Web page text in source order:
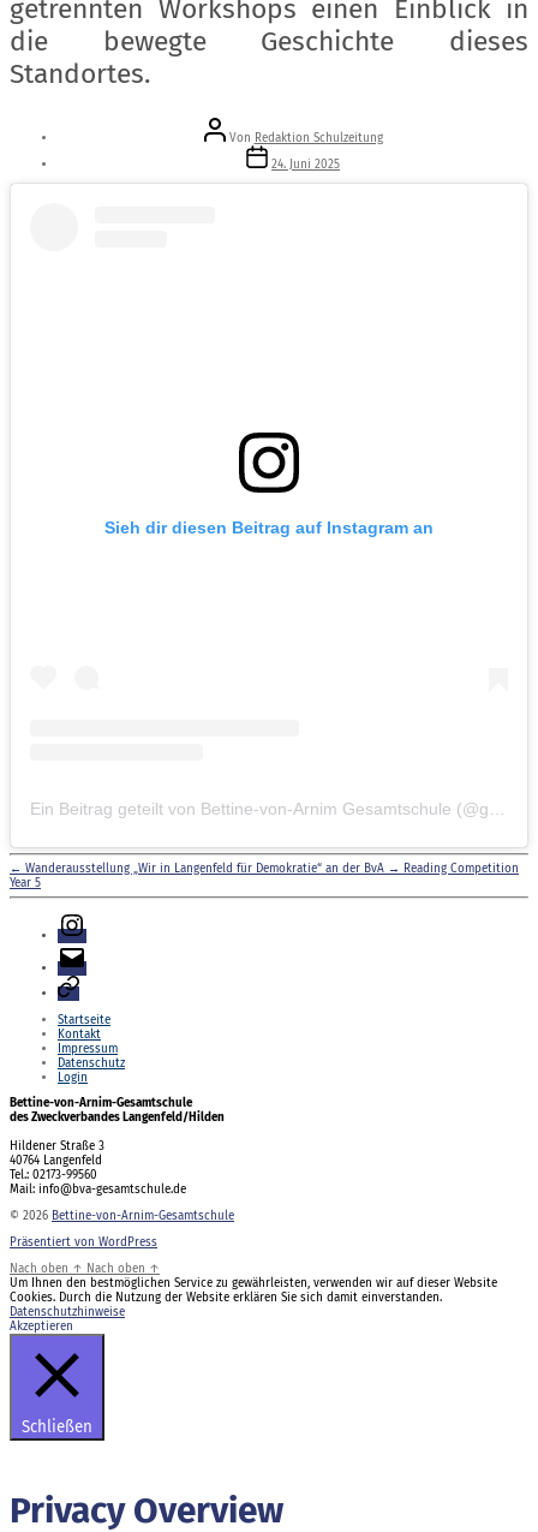
getrennten Workshops einen Einblick in
die bewegte Geschichte dieses
Standortes.
Beitragsautor
Von Redaktion Schulzeitung
Veröffentlichungsdatum
24. Juni 2025
Sieh dir diesen Beitrag auf Instagram an
← Wanderausstellung „Wir in Langenfeld für Demokratie“ an der BvA → Reading Competition
Year 5
Instagram
E-
Mail
Login
Startseite
Kontakt
Impressum
Datenschutz
Login
Bettine-von-Arnim-Gesamtschule
des Zweckverbandes Langenfeld/Hilden
Hildener Straße 3
40764 Langenfeld
Tel.: 02173-99560
Mail: info@bva-gesamtschule.de
© 2026 Bettine-von-Arnim-Gesamtschule
Präsentiert von WordPress
Nach oben ↑ Nach oben ↑
Um Ihnen den bestmöglichen Service zu gewährleisten, verwenden wir auf dieser Website
Cookies. Durch die Nutzung der Website erklären Sie sich damit einverstanden.
Datenschutzhinweise
Akzeptieren
Schließen
Privacy Overview